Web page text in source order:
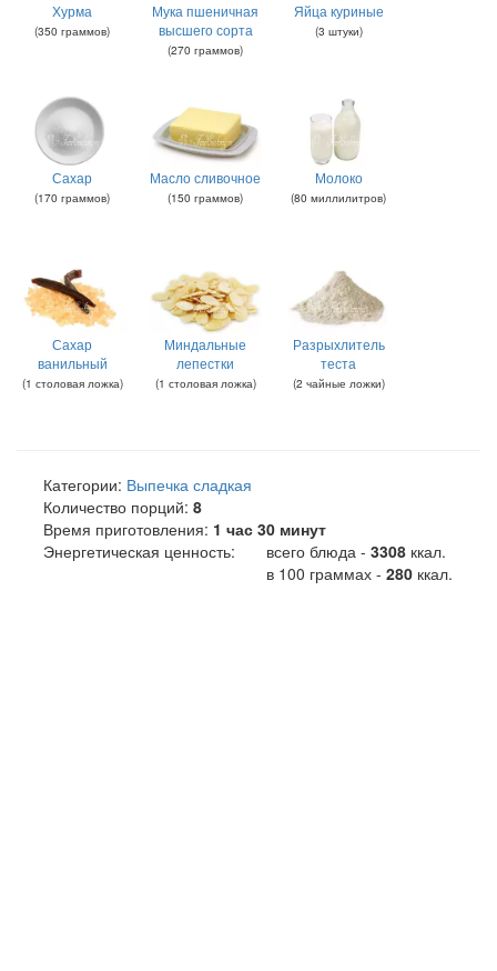
Хурма
(350 граммов)
Мука пшеничная
высшего сорта
(270 граммов)
Яйца куриные
(3 штуки)
Сахар
(170 граммов)
Масло сливочное
(150 граммов)
Молоко
(80 миллилитров)
Сахар
ванильный
(1 столовая ложка)
Миндальные
лепестки
(1 столовая ложка)
Разрыхлитель
теста
(2 чайные ложки)
Категории: Выпечка сладкая
Количество порций: 8
Время приготовления: 1 час 30 минут
Энергетическая ценность:
всего блюда - 3308 ккал.
в 100 граммах - 280 ккал.